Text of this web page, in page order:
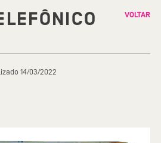
VOLTAR
14/03/2022